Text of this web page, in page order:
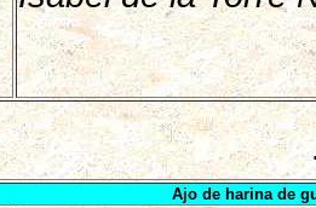
Ajo de harina de